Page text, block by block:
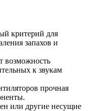
критерий для
запахов и
возможность
к звукам
прочная
или другие несущие